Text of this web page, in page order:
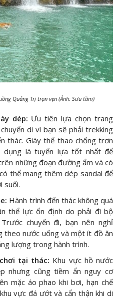
Quảng Trị trọn vẹn (Ảnh: Sưu tầm)
dép: Ưu tiên lựa chọn trang
di vì bạn sẽ phải trekking
thác. Giày thể thao chống trơn
dụng là tuyển lựa tốt nhất để
những đoạn đường ẩm và có
thể mang thêm dép sandal để
suối.
Hành trình đến thác không quá
thể lực ổn định do phải đi bộ
chuyến đi, bạn nên nghỉ
theo nước uống và một ít đồ ăn
lượng trong hành trình.
tại thác: Khu vực hồ nước
nhưng cũng tiềm ẩn nguy cơ
mặc áo phao khi bơi, hạn chế
vực đá ướt và cẩn thận khi di